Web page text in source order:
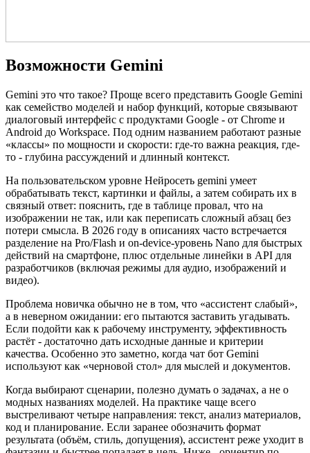
Возможности Gemini
Gemini это что такое? Проще всего представить Google Gemini
как семейство моделей и набор функций, которые связывают
диалоговый интерфейс с продуктами Google - от Chrome и
Android до Workspace. Под одним названием работают разные
«классы» по мощности и скорости: где-то важна реакция, где-
то - глубина рассуждений и длинный контекст.
На пользовательском уровне Нейросеть gemini умеет
обрабатывать текст, картинки и файлы, а затем собирать их в
связный ответ: пояснить, где в таблице провал, что на
изображении не так, или как переписать сложный абзац без
потери смысла. В 2026 году в описаниях часто встречается
разделение на Pro/Flash и on-device-уровень Nano для быстрых
действий на смартфоне, плюс отдельные линейки в API для
разработчиков (включая режимы для аудио, изображений и
видео).
Проблема новичка обычно не в том, что «ассистент слабый»,
а в неверном ожидании: его пытаются заставить угадывать.
Если подойти как к рабочему инструменту, эффективность
растёт - достаточно дать исходные данные и критерии
качества. Особенно это заметно, когда чат бот Gemini
используют как «черновой стол» для мыслей и документов.
Когда выбирают сценарии, полезно думать о задачах, а не о
модных названиях моделей. На практике чаще всего
выстреливают четыре направления: текст, анализ материалов,
код и планирование. Если заранее обозначить формат
результата (объём, стиль, допущения), ассистент реже уходит в